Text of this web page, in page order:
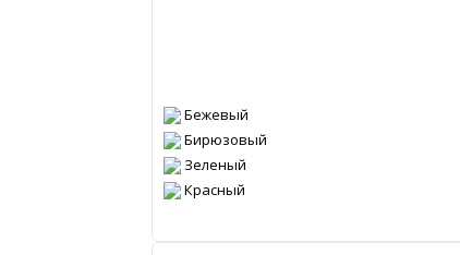
Бежевый
Бирюзовый
Зеленый
Красный